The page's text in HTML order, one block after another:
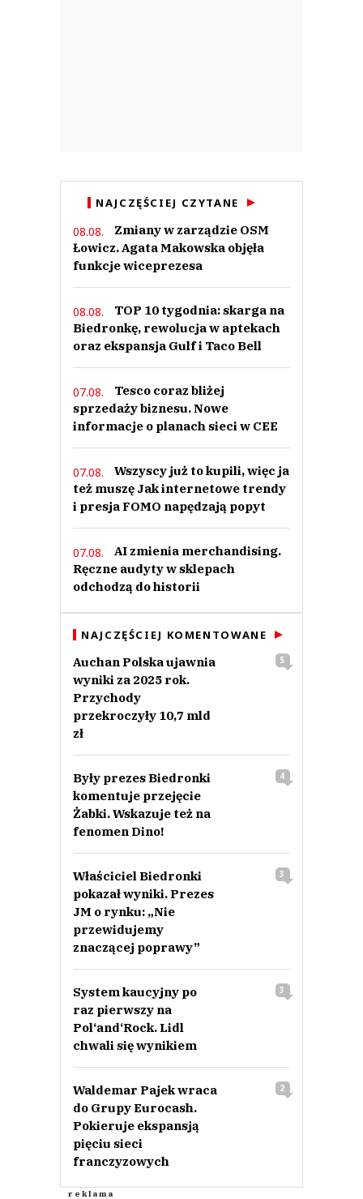
NAJCZĘŚCIEJ CZYTANE
08.08.
Zmiany w zarządzie OSM
Łowicz. Agata Makowska objęła
funkcje wiceprezesa
08.08.
TOP 10 tygodnia: skarga na
Biedronkę, rewolucja w aptekach
oraz ekspansja Gulf i Taco Bell
07.08.
Tesco coraz bliżej
sprzedaży biznesu. Nowe
informacje o planach sieci w CEE
07.08.
Wszyscy już to kupili, więc ja
też muszę Jak internetowe trendy
i presja FOMO napędzają popyt
07.08.
AI zmienia merchandising.
Ręczne audyty w sklepach
odchodzą do historii
NAJCZĘŚCIEJ KOMENTOWANE
Auchan Polska ujawnia
wyniki za 2025 rok.
Przychody
przekroczyły 10,7 mld
zł
5
Były prezes Biedronki
komentuje przejęcie
Żabki. Wskazuje też na
fenomen Dino!
4
Właściciel Biedronki
pokazał wyniki. Prezes
JM o rynku: „Nie
przewidujemy
znaczącej poprawy”
3
System kaucyjny po
raz pierwszy na
Pol‘and‘Rock. Lidl
chwali się wynikiem
3
Waldemar Pajek wraca
do Grupy Eurocash.
Pokieruje ekspansją
pięciu sieci
franczyzowych
2